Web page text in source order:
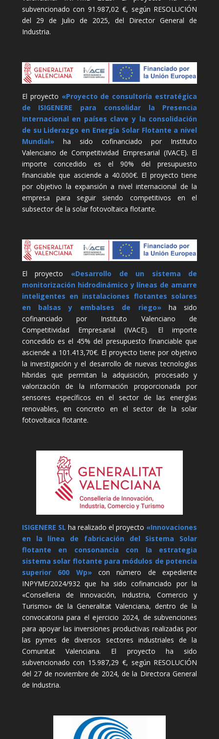
subvencionado con 91.987,02 €, según RESOLUCIÓN
del 29 de Julio de 2025, del Director General de
Industria.
El proyecto «Proyecto de consultoría estratégica
de ISIGENERE para consolidar la Presencia
Internacional en países clave y la consolidación
de su Liderazgo en Energía Solar Flotante a nivel
Mundial»ha sido cofinanciado por Instituto
Valenciano de Competitividad Empresarial (IVACE). El
importe concedido es el 90% del presupuesto
financiable que asciende a 40.000€. El proyecto tiene
por objetivo la expansión a nivel internacional de la
empresa para seguir siendo competitivos en el
subsector de la solar fotovoltaica flotante.
El proyecto «Desarrollo de un sistema de
monitorización hidrodinámico y líneas de amarre
inteligentes en instalaciones flotantes solares
en balsas y embalses de riego»ha sido
cofinanciado por Instituto Valenciano de
Competitividad Empresarial (IVACE). El importe
concedido es el 45% del presupuesto financiable que
asciende a 101.413,70€. El proyecto tiene por objetivo
la investigación y el desarrollo de nuevas tecnologías
híbridas que permitan la adquisición, procesado y
valorización de la información proporcionada por
sensores específicos en el sector de las energías
renovables, en concreto en el sector de la solar
fotovoltaica flotante.
ISIGENERE SL ha realizado el proyecto «Innovaciones
en la línea de fabricación del Sistema Solar
flotante en consonancia con la estrategia
sistema solar flotante para módulos de potencia
superior 600 Wp»con número de expediente
INPYME/2024/932 que ha sido cofinanciado por la
«Conselleria de Innovación, Industria, Comercio y
Turismo» de la Generalitat Valenciana, dentro de la
convocatoria para el ejercicio 2024, de subvenciones
para apoyar las inversiones productivas realizadas por
las pymes de diversos sectores industriales de la
Comunitat Valenciana. El proyecto ha sido
subvencionado con 15.987,29 €, según RESOLUCIÓN
del 27 de noviembre de 2024, de la Directora General
de Industria.